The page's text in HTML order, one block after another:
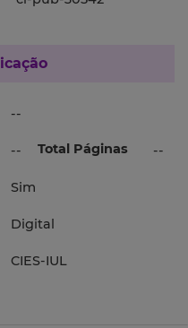
--
-- Total Páginas --
Sim
Digital
CIES-IUL